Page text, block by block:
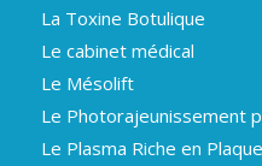
La Toxine Botulique
Le cabinet médical
Le Mésolift
Le Photorajeunissement
Le Plasma Riche en